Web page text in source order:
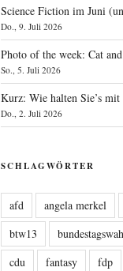
Science Fiction im Juni
Do., 9. Juli 2026
Photo of the week: Cat
So., 5. Juli 2026
Kurz: Wie halten Sie’s
Do., 2. Juli 2026
SCHLAGWÖRTER
afd angela merkel
btw13
cdu
fantasy fdp